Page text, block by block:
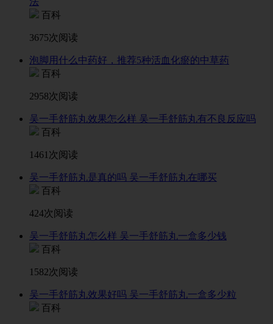
百科
3675次阅读
泡脚用什么中药好，推荐5种活血化瘀的中草药
百科
2958次阅读
吴一手舒筋丸效果怎么样 吴一手舒筋丸有不良反应吗
百科
1461次阅读
吴一手舒筋丸是真的吗 吴一手舒筋丸在哪买
百科
424次阅读
吴一手舒筋丸怎么样 吴一手舒筋丸一盒多少钱
百科
1582次阅读
吴一手舒筋丸效果好吗 吴一手舒筋丸一盒多少粒
百科